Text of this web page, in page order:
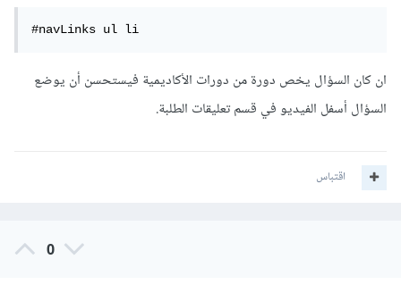
#navLinks ul li
ان كان السؤال يخص دورة من دورات الأكاديمية فيستحسن أن يوضع
السؤال أسفل الفيديو في قسم تعليقات الطلبة.
اقتباس
0